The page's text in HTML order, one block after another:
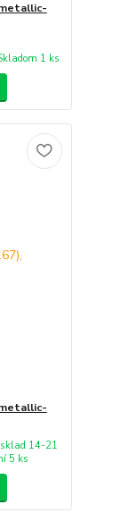
1 ks
sklad 14-21
5 ks